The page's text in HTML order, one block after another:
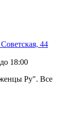
44
18:00
Ру". Все